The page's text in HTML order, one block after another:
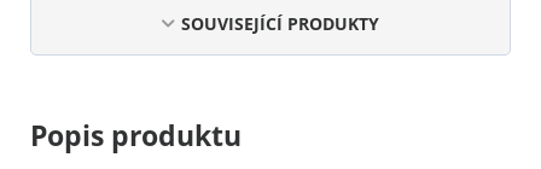
SOUVISEJÍCÍ PRODUKTY
Popis produktu